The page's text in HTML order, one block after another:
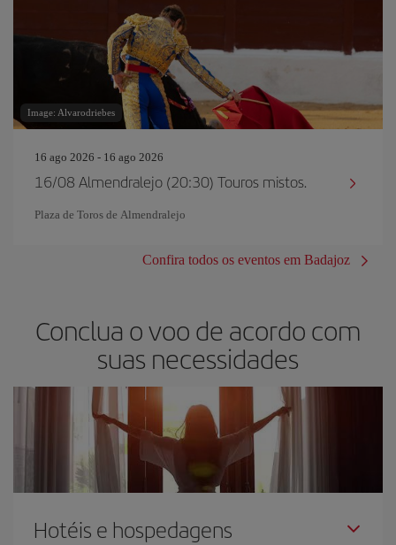
Image: Alvarodriebes
16 ago 2026 - 16 ago 2026
16/08 Almendralejo (20:30) Touros mistos.
Plaza de Toros de Almendralejo
Confira todos os eventos em Badajoz
Conclua o voo de acordo com
suas necessidades
Hotéis e hospedagens